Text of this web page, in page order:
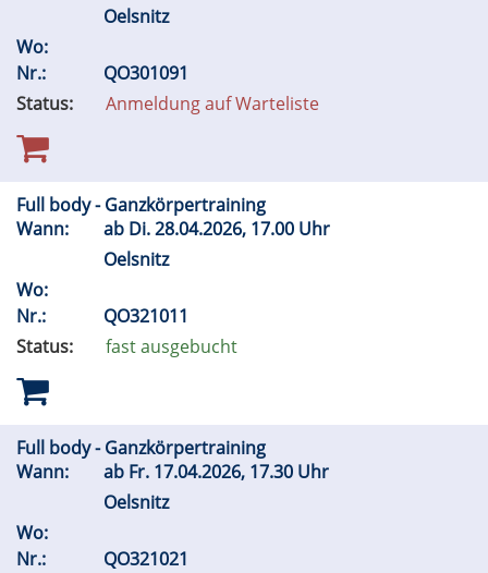
Oelsnitz
Wo:
Nr.:
QO301091
Status:
Anmeldung auf Warteliste
Full body - Ganzkörpertraining
Wann:
ab Di.28.04.2026, 17.00 Uhr
Oelsnitz
Wo:
Nr.:
QO321011
Status:
fast ausgebucht
Full body - Ganzkörpertraining
Wann:
ab Fr. 17.04.2026, 17.30 Uhr
Oelsnitz
Wo:
Nr.:
QO321021